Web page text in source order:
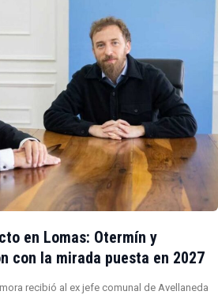
en Lomas: Otermín y
con la mirada puesta en 2027
recibió al ex jefe comunal de Avellaneda